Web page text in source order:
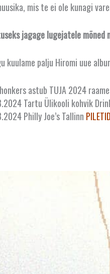
mis te ei ole kunagi
jagage lugejatele
kuulame palju Hiromi uue
astub TUJA 2024
Tartu Ülikooli kohvik
Philly Joe’s Tallinn PILETID